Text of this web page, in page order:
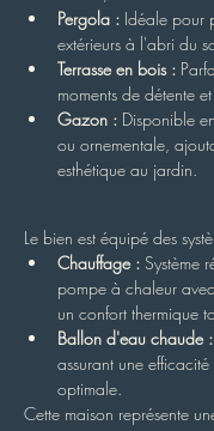
Pergola : Idéale pour
extérieurs à l'abri du
Terrasse en bois :
moments de détente
Gazon : Disponible
ou ornementale,
esthétique au jardin.
Le bien est équipé des
Chauffage : Système
pompe à chaleur
un confort thermique
Ballon d'eau chaude :
assurant une
optimale.
Cette maison représente